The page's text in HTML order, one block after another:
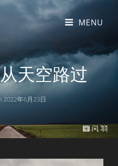
MENU
天空路过
2022年6月23日